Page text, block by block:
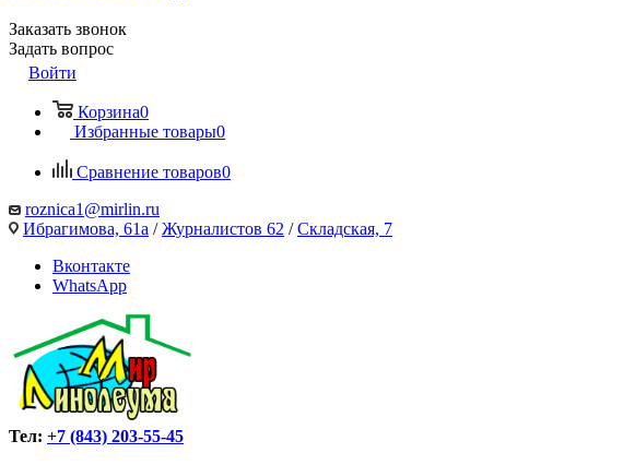
Заказать звонок
Задать вопрос
Войти
Корзина0
Избранные товары0
Сравнение товаров0
roznica1@mirlin.ru
Ибрагимова, 61а /Журналистов 62 /Складская, 7
Вконтакте
WhatsApp
Тел: +7 (843) 203-55-45